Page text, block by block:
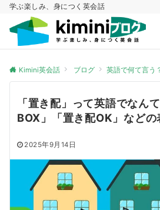
学ぶ楽しみ、身につく英会話
Kimini英会話 ブログ 英語で何て言う
「置き配」って英語でなん
BOX」「置き配OK」などの
2025年9月14日